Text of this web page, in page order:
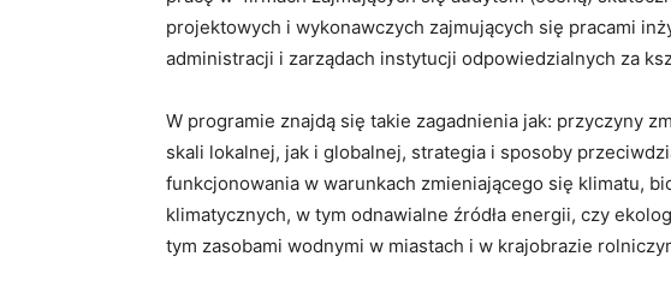
projektowych i wykonawczych zajmujących się pracami
administracji i zarządach instytucji odpowiedzialnych za
W programie znajdą się takie zagadnienia jak: przyczyny
skali lokalnej, jak i globalnej, strategia i sposoby
funkcjonowania w warunkach zmieniającego się klimatu,
klimatycznych, w tym odnawialne źródła energii, czy
tym zasobami wodnymi w miastach i w krajobrazie